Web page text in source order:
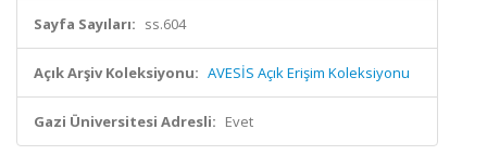
Sayfa Sayıları: ss.604
Açık Arşiv Koleksiyonu: AVESİS Açık Erişim Koleksiyonu
Gazi Üniversitesi Adresli: Evet